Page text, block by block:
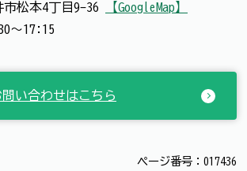
松本4丁目9-36
【GoogleMap】
～17:15
い合わせはこちら
ページ番号：017436